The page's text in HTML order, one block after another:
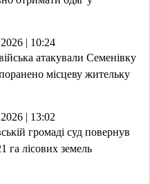
| 10:24
атакували Семенівку
місцеву жительку
| 13:02
громаді суд повернув
га лісових земель